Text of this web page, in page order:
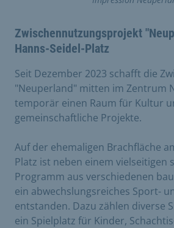
Zwischennutzungsprojekt
Hanns-Seidel-Platz
Seit Dezember 2023 schafft die
"Neuperland" mitten im Zentrum
temporär einen Raum für Kultur
gemeinschaftliche Projekte.
Auf der ehemaligen Brachfläche
Platz ist neben einem vielseitigen
Programm aus verschiedenen
ein abwechslungsreiches Sport-
entstanden. Dazu zählen diverse
ein Spielplatz für Kinder,